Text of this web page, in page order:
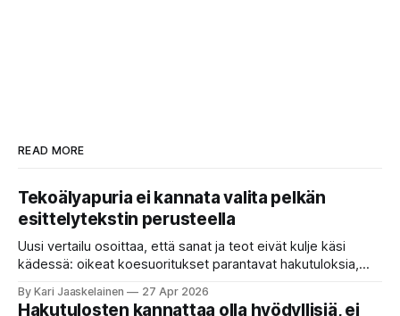
READ MORE
Tekoälyapuria ei kannata valita pelkän
esittelytekstin perusteella
Uusi vertailu osoittaa, että sanat ja teot eivät kulje käsi
kädessä: oikeat koesuoritukset parantavat hakutuloksia,
etsimässä verkosta apuria, joka hoitaisi puolestasi arjen
By Kari Jaaskelainen 27 Apr 2026
Hakutulosten kannattaa olla hyödyllisiä, ei